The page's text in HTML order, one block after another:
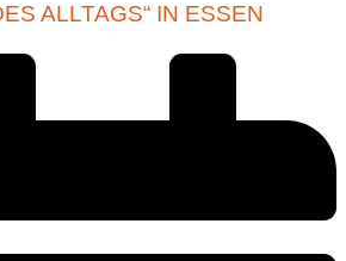
ALLTAGS“ IN ESSEN